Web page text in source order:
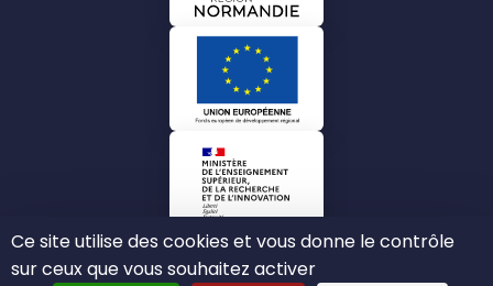
2022-2026©IN-SCI tous droits réservés.
Ce site utilise des cookies et vous donne le contrôle
sur ceux que vous souhaitez activer